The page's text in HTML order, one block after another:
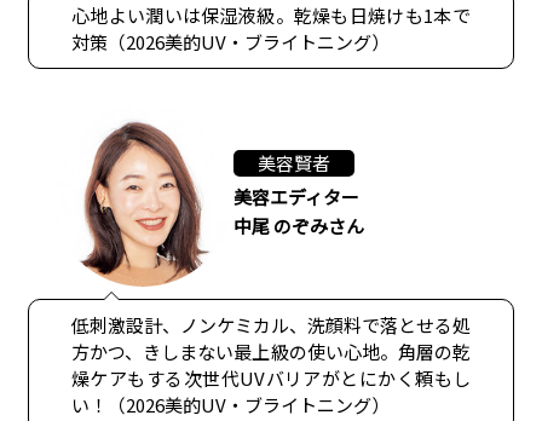
心地よい潤いは保湿液級。乾燥も日焼けも1本で
対策（2026美的UV・ブライトニング）
美容賢者
美容エディター
中尾 のぞみさん
低刺激設計、ノンケミカル、洗顔料で落とせる処
方かつ、きしまない最上級の使い心地。角層の乾
燥ケアもする次世代UVバリアがとにかく頼もし
い！（2026美的UV・ブライトニング）